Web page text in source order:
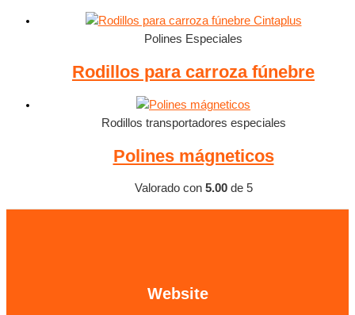
Polines Especiales
Rodillos para carroza fúnebre
Rodillos transportadores especiales
Polines mágneticos
Valorado con 5.00de 5
Website